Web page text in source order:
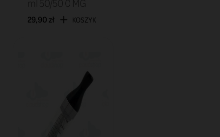
ml 50/50 0 MG
29,90 zł KOSZYK